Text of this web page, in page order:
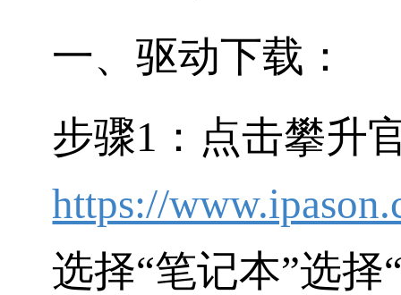
一、驱动下载：
步骤1：点击攀升
https://
选择“笔记本”选择